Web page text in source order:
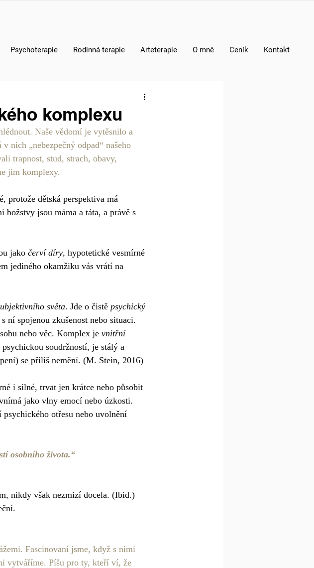
Psychoterapie Rodinná terapie Arteterapie O mně Ceník Kontakt
komplexu
Naše vědomí je vytěsnilo a
nich „nebezpečný odpad“ našeho
trapnost, stud, strach, obavy,
jim komplexy.
protože dětská perspektiva má
jsou máma a táta, a právě s
jako červí díry, hypotetické vesmírné
jediného okamžiku vás vrátí na
světa. Jde o čistě psychický
ní spojenou zkušenost nebo situaci.
nebo věc. Komplex je vnitřní
soudržností, je stálý a
se příliš nemění. (M. Stein, 2016)
i silné, trvat jen krátce nebo působit
jako vlny emocí nebo úzkosti.
otřesu nebo uvolnění
osobního života.“
nikdy však nezmizí docela. (Ibid.)
Fascinovaní jsme, když s nimi
vytváříme. Píšu pro ty, kteří ví, že